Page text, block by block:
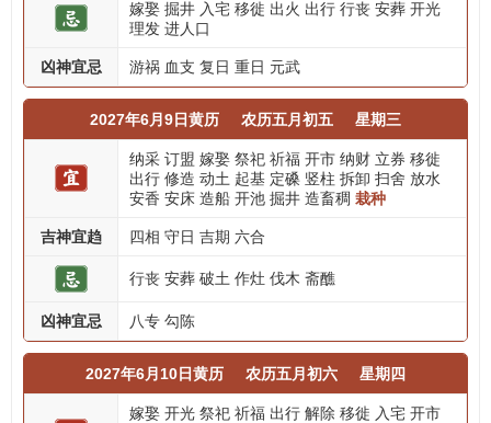
嫁娶 掘井 入宅 移徙 出火 出行 行丧 安葬 开光
理发 进人口
凶神宜忌 游祸 血支 复日 重日 元武
2027年6月9日黄历 农历五月初五 星期三
纳采 订盟 嫁娶 祭祀 祈福 开市 纳财 立券 移徙
出行 修造 动土 起基 定磉 竖柱 拆卸 扫舍 放水
安香 安床 造船 开池 掘井 造畜稠 栽种
吉神宜趋 四相 守日 吉期 六合
行丧 安葬 破土 作灶 伐木 斋醮
凶神宜忌 八专 勾陈
2027年6月10日黄历 农历五月初六 星期四
嫁娶 开光 祭祀 祈福 出行 解除 移徙 入宅 开市